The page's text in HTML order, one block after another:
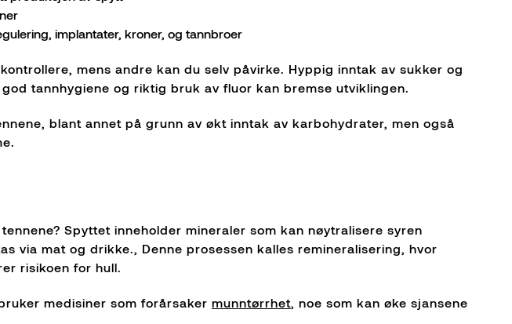
implantater, kroner, og tannbroer
mens andre kan du selv påvirke. Hyppig inntak av sukker og
tannhygiene og riktig bruk av fluor kan bremse utviklingen.
blant annet på grunn av økt inntak av karbohydrater, men også
Spyttet inneholder mineraler som kan nøytralisere syren
via mat og drikke., Denne prosessen kalles remineralisering, hvor
risikoen for hull.
medisiner som forårsaker munntørrhet, noe som kan øke sjansene